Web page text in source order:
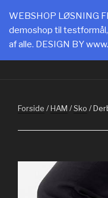
indhold
SHOPPING
WEBLØSNINGER FRA
Forside /HAM /Sko /
WEBSHOP LØSNING
demoshop til
af alle. DESIGN BY